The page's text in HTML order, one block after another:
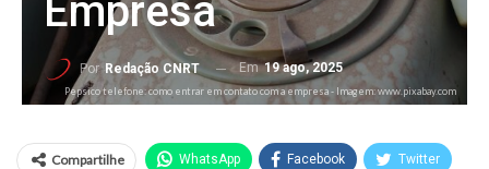
Empresa
Por Redação CNRT Em19 ago, 2025
Pepsico telefone: como entrar em contato com a empresa - Imagem: www.pixabay.com
Compartilhe WhatsApp Facebook Twitter